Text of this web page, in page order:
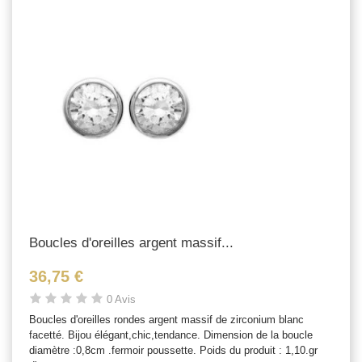
Boucles d'oreilles argent massif...
36,75 €
0 Avis
Boucles d'oreilles rondes argent massif de zirconium blanc
facetté. Bijou élégant,chic,tendance. Dimension de la boucle
diamètre :0,8cm .fermoir poussette. Poids du produit : 1,10.gr